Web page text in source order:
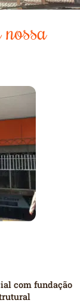
com fundação